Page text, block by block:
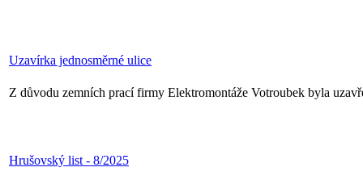
Uzavírka jednosměrné ulice
Z důvodu zemních prací firmy Elektromontáže Votroubek byla
Hrušovský list - 8/2025